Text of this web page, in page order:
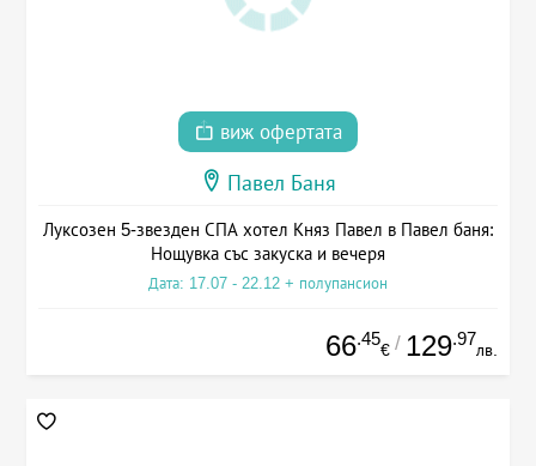
виж офертата
Павел Баня
Луксозен 5-звезден СПА хотел Княз Павел в Павел баня:
Нощувка със закуска и вечеря
Дата: 17.07 - 22.12 + полупансион
66.45
€ / 129.97
лв.